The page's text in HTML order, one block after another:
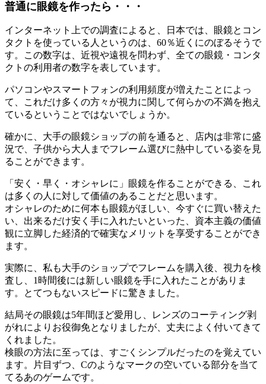
普通に眼鏡を作ったら・・・
インターネット上での調査によると、日本では、眼鏡とコン
タクトを使っている人というのは、60％近くにのぼるそうで
す。この数字は、近視や遠視を問わず、全ての眼鏡・コンタ
クトの利用者の数字を表しています。
パソコンやスマートフォンの利用頻度が増えたことによっ
て、これだけ多くの方々が視力に関して何らかの不満を抱え
ているということではないでしょうか。
確かに、大手の眼鏡ショップの前を通ると、店内は非常に盛
況で、子供から大人までフレーム選びに熱中している姿を見
ることができます。
「安く・早く・オシャレに」眼鏡を作ることができる、これ
は多くの人に対して価値のあることだと思います。
オシャレのために何本も眼鏡がほしい、今すぐに買い替えた
い、出来るだけ安く手に入れたいといった、資本主義の価値
観に立脚した経済的で確実なメリットを享受することができ
ます。
実際に、私も大手のショップでフレームを購入後、視力を検
査し、1時間後には新しい眼鏡を手に入れたことがありま
す。とてつもないスピードに驚きました。
結局その眼鏡は5年間ほど愛用し、レンズのコーティング剥
がれによりお役御免となりましたが、丈夫によく付いてきて
くれました。
検眼の方法に至っては、すごくシンプルだったのを覚えてい
ます。片目ずつ、Cのようなマークの空いている部分を当て
てるあのゲームです。